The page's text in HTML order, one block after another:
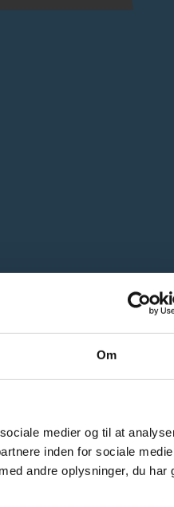
Om
medier og til at
inden for sociale
andre oplysninger, du har